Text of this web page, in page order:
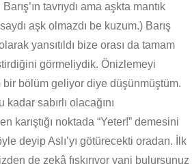
tavrıydı ama aşkta mantık
aşk olmazdı be kuzum.) Barış
yansıtıldı bize orası da tamam
görmeliydik. Önizlemeyi
bölüm geliyor diye düşünmüştüm.
kadar sabırlı olacağını
karıştığı noktada “Yeter!” demesini
deyip Aslı’yı götürecekti oradan. İlk
de zekâ fışkırıyor yani bulursunuz